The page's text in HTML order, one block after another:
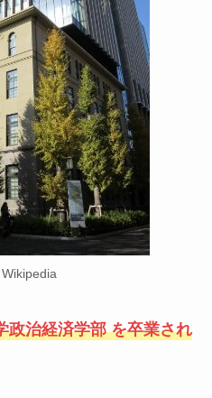
政治経済学部 を卒業され